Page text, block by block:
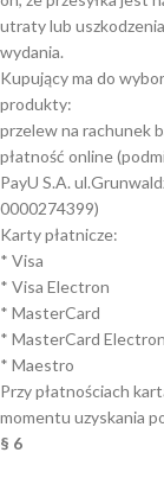
utraty lub
wydania.
Kupujący ma do
produkty:
przelew na rachunek
płatność online
PayU S.A.
0000274399)
Karty płatnicze:
* Visa
* Visa Electron
* MasterCard
* MasterCard
* Maestro
Przy płatnościach
momentu uzyskania
§ 6